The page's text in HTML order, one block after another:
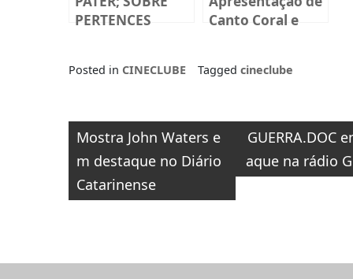
PERTENCES
Canto Coral e
sexta-feira, dia
Posted in CINECLUBE Tagged cineclube
Navegação
de
Post
Mostra John Waters e
m destaque no Diário
Catarinense
GUERRA.DOC
aque na rádio